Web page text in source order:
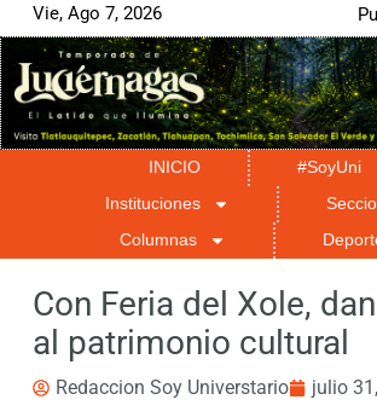
Vie, Ago 7, 2026
INICIO
#SoyUni
Instituciones
Columnas
Con Feria del Xole,
al patrimonio cultural
Redaccion Soy Universtario julio